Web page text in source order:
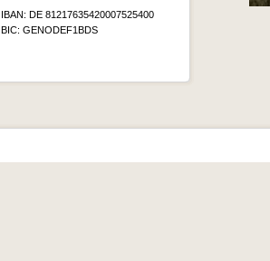
IBAN: DE 81217635420007525400
BIC: GENODEF1BDS